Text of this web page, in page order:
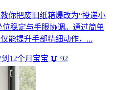
你把废旧纸箱爆改为“投递小
位稳定与手眼协调。通过简单
能提升手部精细动作，...
12个月宝宝 📖 92